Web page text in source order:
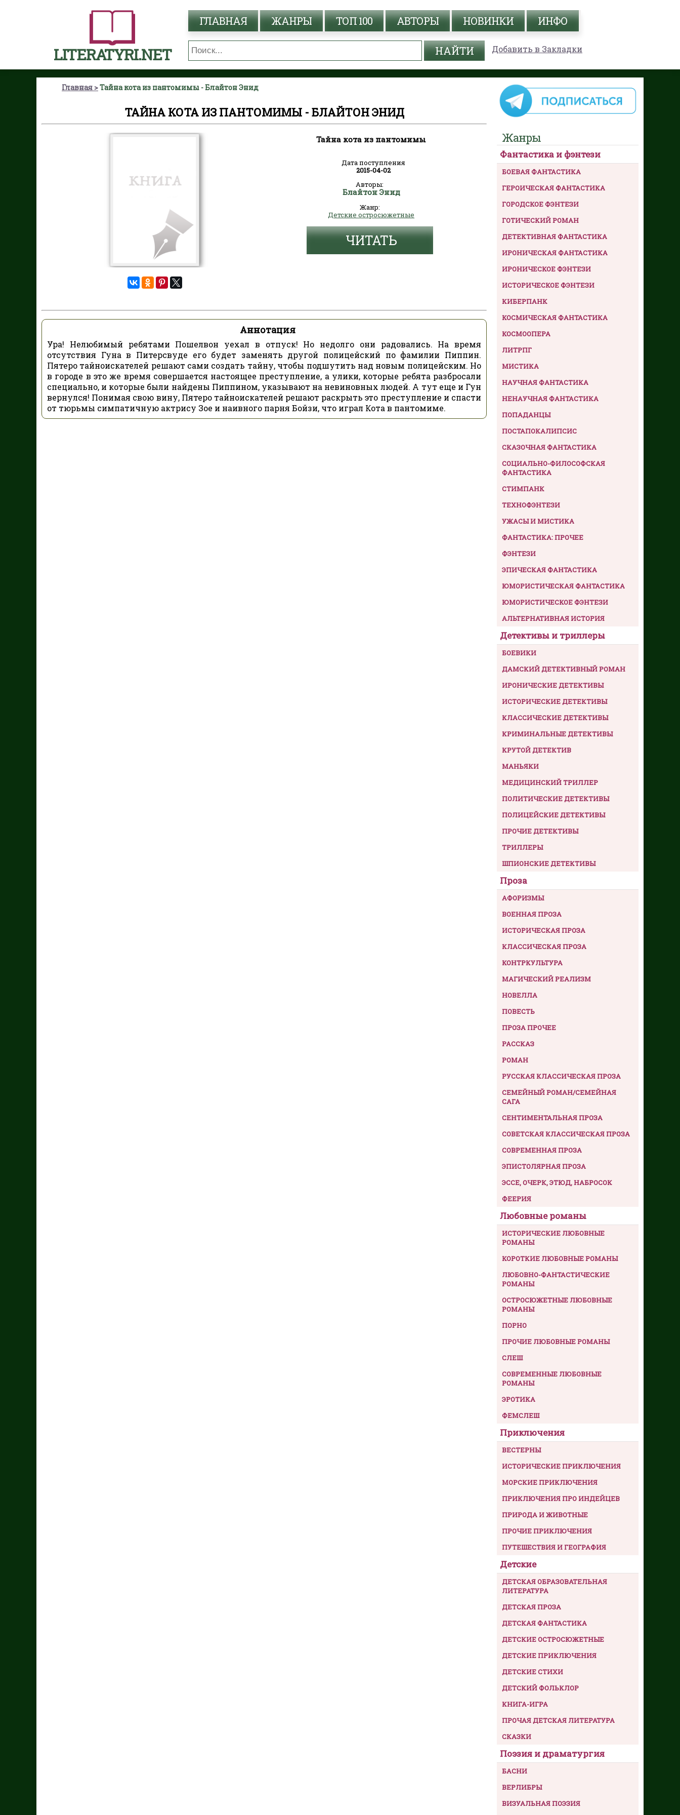
LITERATYRI.NET
ГЛАВНАЯ ЖАНРЫ ТОП 100 АВТОРЫ НОВИНКИ ИНФО
Добавить в Закладки
Главная Тайна кота из пантомимы - Блайтон Энид
ТАЙНА КОТА ИЗ ПАНТОМИМЫ - БЛАЙТОН ЭНИД
Тайна кота из пантомимы
Дата поступления
2015-04-02
Авторы:
Блайтон Энид
Жанр:
Детские остросюжетные
ЧИТАТЬ
Аннотация
Ура! Нелюбимый ребятами Пошелвон уехал в отпуск! Но недолго они радовались. На время
отсутствия Гуна в Питерсвуде его будет заменять другой полицейский по фамилии Пиппин.
Пятеро тайноискателей решают сами создать тайну, чтобы подшутить над новым полицейским. Но
в городе в это же время совершается настоящее преступление, а улики, которые ребята разбросали
специально, и которые были найдены Пиппином, указывают на невиновных людей. А тут еще и Гун
вернулся! Понимая свою вину, Пятеро тайноискателей решают раскрыть это преступление и спасти
от тюрьмы симпатичную актрису Зое и наивного парня Бойзи, что играл Кота в пантомиме.
Жанры
Фантастика и фэнтези
БОЕВАЯ ФАНТАСТИКА
ГЕРОИЧЕСКАЯ ФАНТАСТИКА
ГОРОДСКОЕ ФЭНТЕЗИ
ГОТИЧЕСКИЙ РОМАН
ДЕТЕКТИВНАЯ ФАНТАСТИКА
ИРОНИЧЕСКАЯ ФАНТАСТИКА
ИРОНИЧЕСКОЕ ФЭНТЕЗИ
ИСТОРИЧЕСКОЕ ФЭНТЕЗИ
КИБЕРПАНК
КОСМИЧЕСКАЯ ФАНТАСТИКА
КОСМООПЕРА
ЛИТРПГ
МИСТИКА
НАУЧНАЯ ФАНТАСТИКА
НЕНАУЧНАЯ ФАНТАСТИКА
ПОПАДАНЦЫ
ПОСТАПОКАЛИПСИС
СКАЗОЧНАЯ ФАНТАСТИКА
СОЦИАЛЬНО-ФИЛОСОФСКАЯ
ФАНТАСТИКА
СТИМПАНК
ТЕХНОФЭНТЕЗИ
УЖАСЫ И МИСТИКА
ФАНТАСТИКА: ПРОЧЕЕ
ФЭНТЕЗИ
ЭПИЧЕСКАЯ ФАНТАСТИКА
ЮМОРИСТИЧЕСКАЯ ФАНТАСТИКА
ЮМОРИСТИЧЕСКОЕ ФЭНТЕЗИ
АЛЬТЕРНАТИВНАЯ ИСТОРИЯ
Детективы и триллеры
БОЕВИКИ
ДАМСКИЙ ДЕТЕКТИВНЫЙ РОМАН
ИРОНИЧЕСКИЕ ДЕТЕКТИВЫ
ИСТОРИЧЕСКИЕ ДЕТЕКТИВЫ
КЛАССИЧЕСКИЕ ДЕТЕКТИВЫ
КРИМИНАЛЬНЫЕ ДЕТЕКТИВЫ
КРУТОЙ ДЕТЕКТИВ
МАНЬЯКИ
МЕДИЦИНСКИЙ ТРИЛЛЕР
ПОЛИТИЧЕСКИЕ ДЕТЕКТИВЫ
ПОЛИЦЕЙСКИЕ ДЕТЕКТИВЫ
ПРОЧИЕ ДЕТЕКТИВЫ
ТРИЛЛЕРЫ
ШПИОНСКИЕ ДЕТЕКТИВЫ
Проза
АФОРИЗМЫ
ВОЕННАЯ ПРОЗА
ИСТОРИЧЕСКАЯ ПРОЗА
КЛАССИЧЕСКАЯ ПРОЗА
КОНТРКУЛЬТУРА
МАГИЧЕСКИЙ РЕАЛИЗМ
НОВЕЛЛА
ПОВЕСТЬ
ПРОЗА ПРОЧЕЕ
РАССКАЗ
РОМАН
РУССКАЯ КЛАССИЧЕСКАЯ ПРОЗА
СЕМЕЙНЫЙ РОМАН/СЕМЕЙНАЯ
САГА
СЕНТИМЕНТАЛЬНАЯ ПРОЗА
СОВЕТСКАЯ КЛАССИЧЕСКАЯ ПРОЗА
СОВРЕМЕННАЯ ПРОЗА
ЭПИСТОЛЯРНАЯ ПРОЗА
ЭССЕ, ОЧЕРК, ЭТЮД, НАБРОСОК
ФЕЕРИЯ
Любовные романы
ИСТОРИЧЕСКИЕ ЛЮБОВНЫЕ
РОМАНЫ
КОРОТКИЕ ЛЮБОВНЫЕ РОМАНЫ
ЛЮБОВНО-ФАНТАСТИЧЕСКИЕ
РОМАНЫ
ОСТРОСЮЖЕТНЫЕ ЛЮБОВНЫЕ
РОМАНЫ
ПОРНО
ПРОЧИЕ ЛЮБОВНЫЕ РОМАНЫ
СЛЕШ
СОВРЕМЕННЫЕ ЛЮБОВНЫЕ
РОМАНЫ
ЭРОТИКА
ФЕМСЛЕШ
Приключения
ВЕСТЕРНЫ
ИСТОРИЧЕСКИЕ ПРИКЛЮЧЕНИЯ
МОРСКИЕ ПРИКЛЮЧЕНИЯ
ПРИКЛЮЧЕНИЯ ПРО ИНДЕЙЦЕВ
ПРИРОДА И ЖИВОТНЫЕ
ПРОЧИЕ ПРИКЛЮЧЕНИЯ
ПУТЕШЕСТВИЯ И ГЕОГРАФИЯ
Детские
ДЕТСКАЯ ОБРАЗОВАТЕЛЬНАЯ
ЛИТЕРАТУРА
ДЕТСКАЯ ПРОЗА
ДЕТСКАЯ ФАНТАСТИКА
ДЕТСКИЕ ОСТРОСЮЖЕТНЫЕ
ДЕТСКИЕ ПРИКЛЮЧЕНИЯ
ДЕТСКИЕ СТИХИ
ДЕТСКИЙ ФОЛЬКЛОР
КНИГА-ИГРА
ПРОЧАЯ ДЕТСКАЯ ЛИТЕРАТУРА
СКАЗКИ
Поэзия и драматургия
БАСНИ
ВЕРЛИБРЫ
ВИЗУАЛЬНАЯ ПОЭЗИЯ